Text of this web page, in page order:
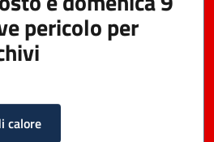
pericolo per
calore